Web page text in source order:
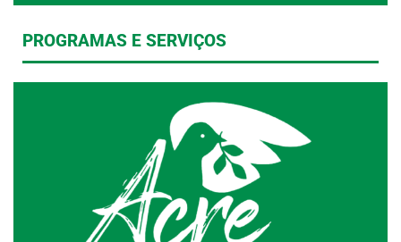
PROGRAMAS E SERVIÇOS